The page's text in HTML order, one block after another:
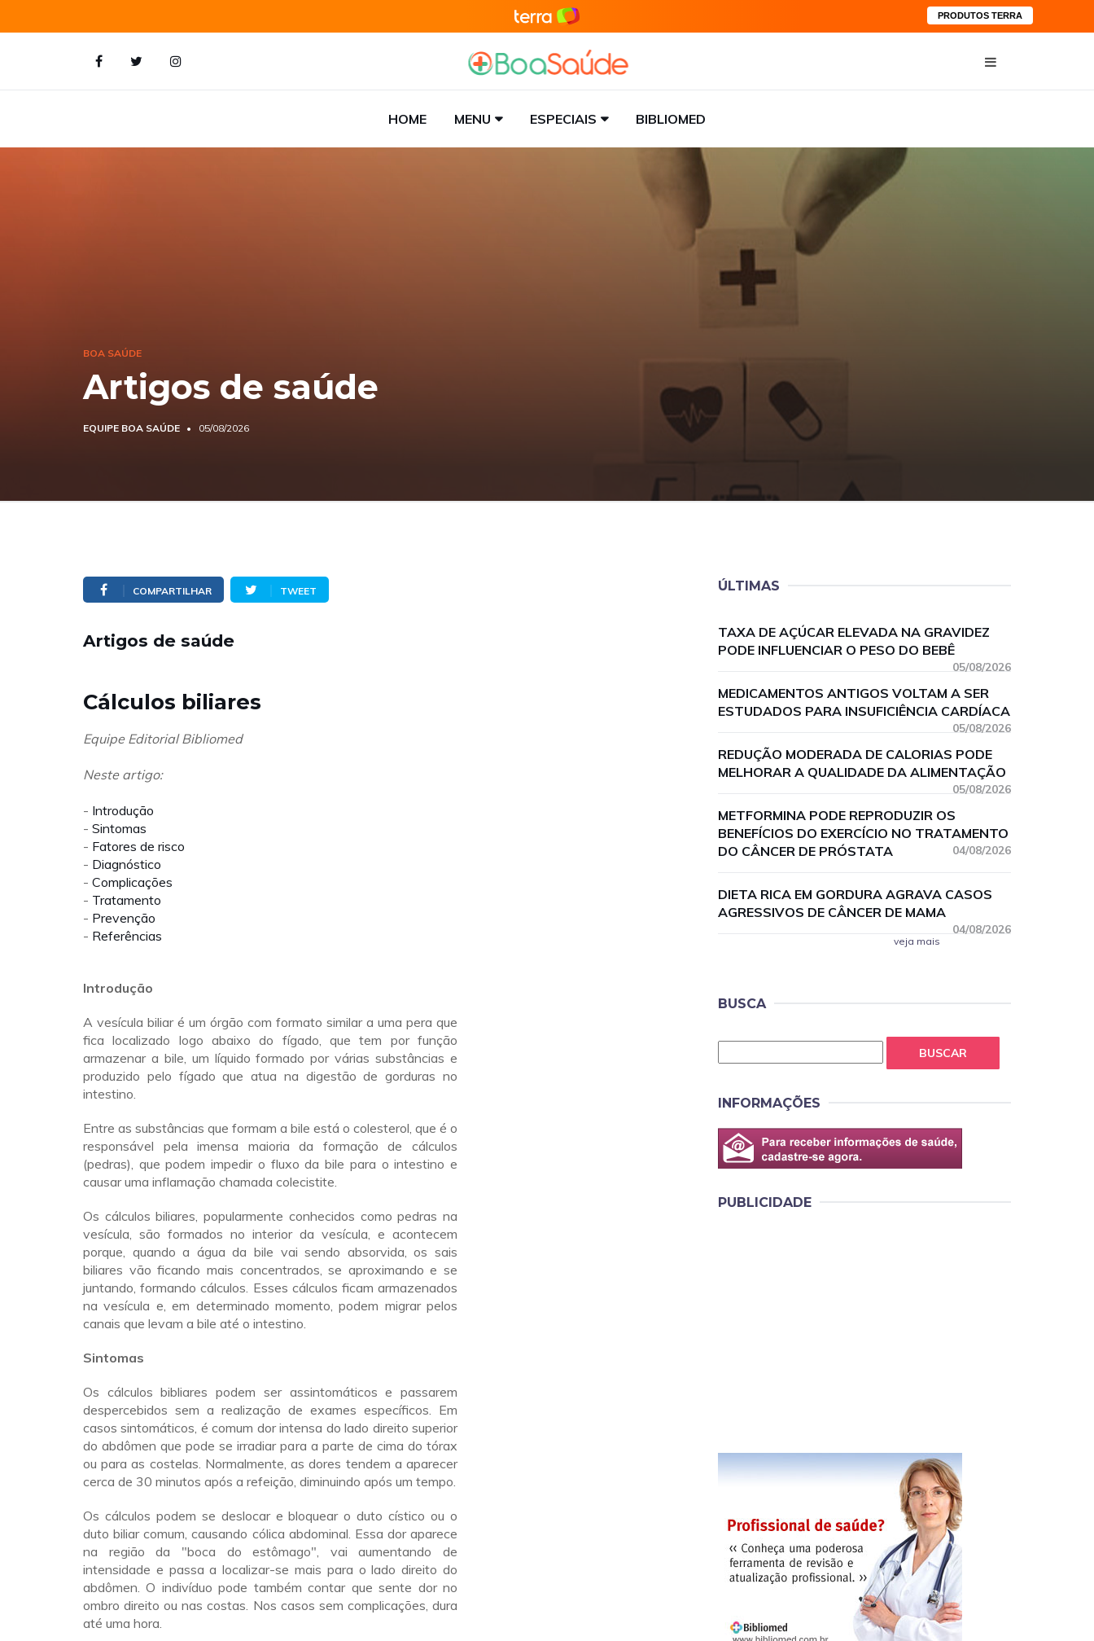
PRODUTOS TERRA
HOME MENU ESPECIAIS BIBLIOMED
BOA SAÚDE
Artigos de saúde
EQUIPE BOA SAÚDE 05/08/2026
COMPARTILHAR TWEET
Artigos de saúde
Cálculos biliares
Equipe Editorial Bibliomed
Neste artigo:
- Introdução
- Sintomas
- Fatores de risco
- Diagnóstico
- Complicações
- Tratamento
- Prevenção
- Referências
Introdução
A vesícula biliar é um órgão com formato similar a uma pera que
fica localizado logo abaixo do fígado, que tem por função
armazenar a bile, um líquido formado por várias substâncias e
produzido pelo fígado que atua na digestão de gorduras no
intestino.
Entre as substâncias que formam a bile está o colesterol, que é o
responsável pela imensa maioria da formação de cálculos
(pedras), que podem impedir o fluxo da bile para o intestino e
causar uma inflamação chamada colecistite.
Os cálculos biliares, popularmente conhecidos como pedras na
vesícula, são formados no interior da vesícula, e acontecem
porque, quando a água da bile vai sendo absorvida, os sais
biliares vão ficando mais concentrados, se aproximando e se
juntando, formando cálculos. Esses cálculos ficam armazenados
na vesícula e, em determinado momento, podem migrar pelos
canais que levam a bile até o intestino.
Sintomas
Os cálculos bibliares podem ser assintomáticos e passarem
despercebidos sem a realização de exames específicos. Em
casos sintomáticos, é comum dor intensa do lado direito superior
do abdômen que pode se irradiar para a parte de cima do tórax
ou para as costelas. Normalmente, as dores tendem a aparecer
cerca de 30 minutos após a refeição, diminuindo após um tempo.
Os cálculos podem se deslocar e bloquear o duto cístico ou o
duto biliar comum, causando cólica abdominal. Essa dor aparece
na região da "boca do estômago", vai aumentando de
intensidade e passa a localizar-se mais para o lado direito do
abdômen. O indivíduo pode também contar que sente dor no
ombro direito ou nas costas. Nos casos sem complicações, dura
até uma hora.
ÚLTIMAS
TAXA DE AÇÚCAR ELEVADA NA GRAVIDEZ
PODE INFLUENCIAR O PESO DO BEBÊ
05/08/2026
MEDICAMENTOS ANTIGOS VOLTAM A SER
ESTUDADOS PARA INSUFICIÊNCIA CARDÍACA
05/08/2026
REDUÇÃO MODERADA DE CALORIAS PODE
MELHORAR A QUALIDADE DA ALIMENTAÇÃO
05/08/2026
METFORMINA PODE REPRODUZIR OS
BENEFÍCIOS DO EXERCÍCIO NO TRATAMENTO
DO CÂNCER DE PRÓSTATA
04/08/2026
DIETA RICA EM GORDURA AGRAVA CASOS
AGRESSIVOS DE CÂNCER DE MAMA
04/08/2026
veja mais
BUSCA
BUSCAR
INFORMAÇÕES
PUBLICIDADE